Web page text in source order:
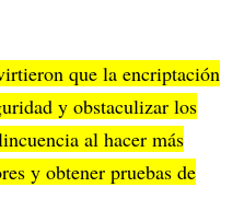
que la encriptación
y obstaculizar los
al hacer más
y obtener pruebas de